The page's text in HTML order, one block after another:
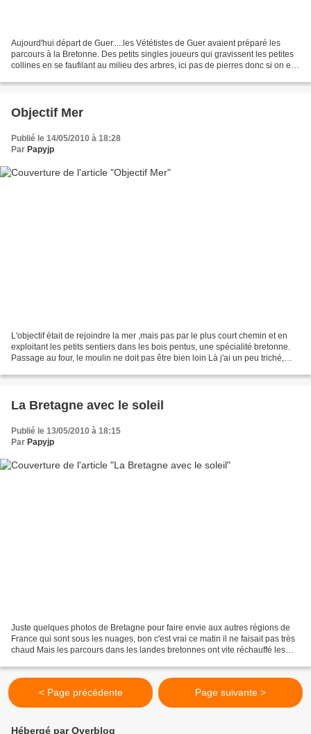
Aujourd'hui départ de Guer.....les Vététistes de Guer avaient préparé les
parcours à la Bretonne. Des petits singles joueurs qui gravissent les petites
collines en se faufilant au milieu des arbres, ici pas de pierres donc si on en
Objectif Mer
Publié le 14/05/2010 à 18:28
Par Papyjp
L'objectif était de rejoindre la mer ,mais pas par le plus court chemin et en
exploitant les petits sentiers dans les bois pentus, une spécialité bretonne.
Passage au four, le moulin ne doit pas être bien loin Là j'ai un peu triché,
La Bretagne avec le soleil
Publié le 13/05/2010 à 18:15
Par Papyjp
Juste quelques photos de Bretagne pour faire envie aux autres régions de
France qui sont sous les nuages, bon c'est vrai ce matin il ne faisait pas très
chaud Mais les parcours dans les landes bretonnes ont vite réchauffé les
< Page précédente Page suivante >
Hébergé par Overblog